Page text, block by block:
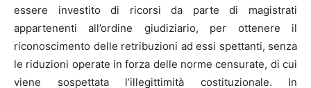
essere investito di ricorsi da parte di magistrati
appartenenti all’ordine giudiziario, per ottenere il
riconoscimento delle retribuzioni ad essi spettanti, senza
le riduzioni operate in forza delle norme censurate, di cui
viene sospettata l’illegittimità costituzionale. In